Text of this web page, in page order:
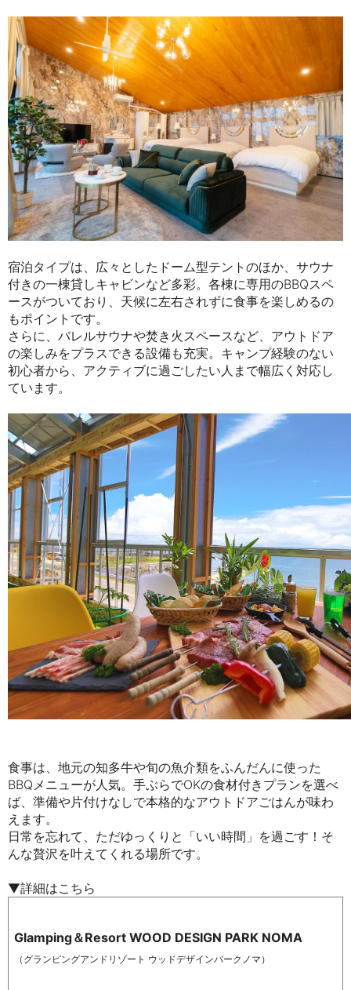
宿泊タイプは、広々としたドーム型テントのほか、サウナ
付きの一棟貸しキャビンなど多彩。各棟に専用のBBQスペ
ースがついており、天候に左右されずに食事を楽しめるの
もポイントです。
さらに、バレルサウナや焚き火スペースなど、アウトドア
の楽しみをプラスできる設備も充実。キャンプ経験のない
初心者から、アクティブに過ごしたい人まで幅広く対応し
ています。
食事は、地元の知多牛や旬の魚介類をふんだんに使った
BBQメニューが人気。手ぶらでOKの食材付きプランを選べ
ば、準備や片付けなしで本格的なアウトドアごはんが味わ
えます。
日常を忘れて、ただゆっくりと「いい時間」を過ごす！そ
んな贅沢を叶えてくれる場所です。
▼詳細はこちら
Glamping＆Resort WOOD DESIGN PARK NOMA
（グランピングアンドリゾート ウッドデザインパークノマ）